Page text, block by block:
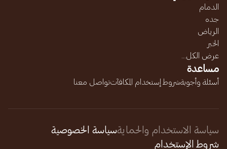
الدمام
جده
الرياض
الخبر
عرض الكل...
مساعدة
أسئلة وأجوبةشروط إستخدام المكافآتتواصل معنا
سياسة الاستخدام والحمايةسياسة الخصوصية
شروط الإستخدام